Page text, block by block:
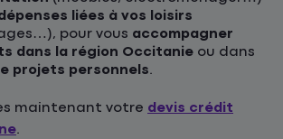
liées à vos loisirs
pour vous accompagner
dans la région Occitanie ou dans
projets personnels.
maintenant votre devis crédit
.